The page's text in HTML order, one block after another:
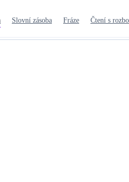
Slovní zásoba Fráze Čtení s